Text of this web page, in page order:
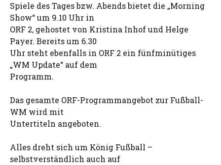
Spiele des Tages bzw. Abends bietet die „Morning
Show“ um 9.10 Uhr in
ORF 2, gehostet von Kristina Inhof und Helge
Payer. Bereits um 6.30
Uhr steht ebenfalls in ORF 2 ein fünfminütiges
„WM Update“ auf dem
Programm.
Das gesamte ORF-Programmangebot zur Fußball-
WM wird mit
Untertiteln angeboten.
Alles dreht sich um König Fußball –
selbstverständlich auch auf